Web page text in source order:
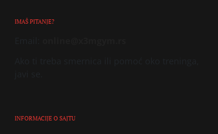
IMAŠ PITANJE?
INFORMACIJE O SAJTU